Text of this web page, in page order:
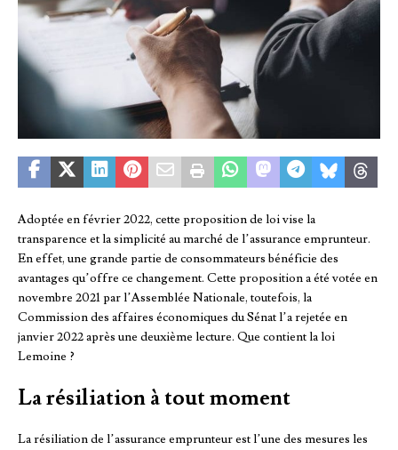
Adoptée en février 2022, cette proposition de loi vise la
transparence et la simplicité au marché de l’assurance emprunteur.
En effet, une grande partie de consommateurs bénéficie des
avantages qu’offre ce changement. Cette proposition a été votée en
novembre 2021 par l’Assemblée Nationale, toutefois, la
Commission des affaires économiques du Sénat l’a rejetée en
janvier 2022 après une deuxième lecture. Que contient la loi
Lemoine ?
La résiliation à tout moment
La résiliation de l’assurance emprunteur est l’une des mesures les